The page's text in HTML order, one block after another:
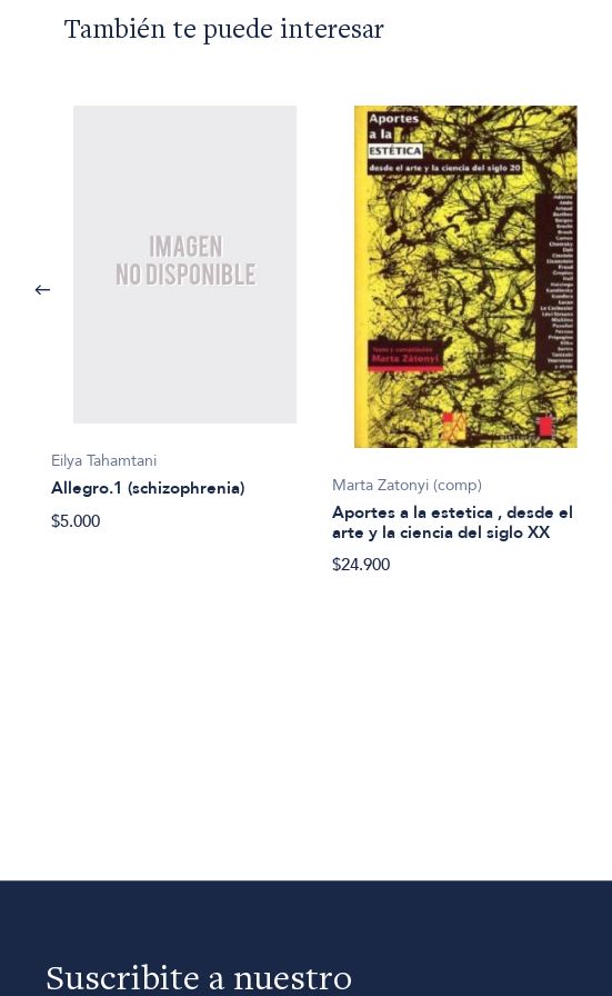
También te puede interesar
Eilya Tahamtani
Allegro.1 (schizophrenia)
$5.000
Marta Zatonyi (comp)
Aportes a la estetica , desde el
arte y la ciencia del siglo XX
$24.900
Suscribite a nuestro